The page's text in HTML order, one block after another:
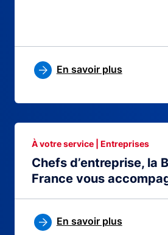
En savoir plus
Chefs d’entreprise, la
France vous
À votre service | Entreprises
En savoir plus